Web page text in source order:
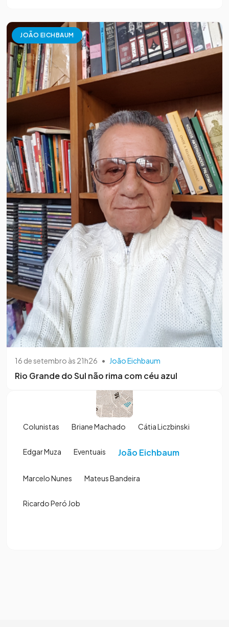
JOÃO EICHBAUM
16 de setembro às 21h26 • João Eichbaum
Rio Grande do Sul não rima com céu azul
Colunistas Briane Machado Cátia Liczbinski
Edgar Muza Eventuais João Eichbaum
Marcelo Nunes Mateus Bandeira
Ricardo Peró Job